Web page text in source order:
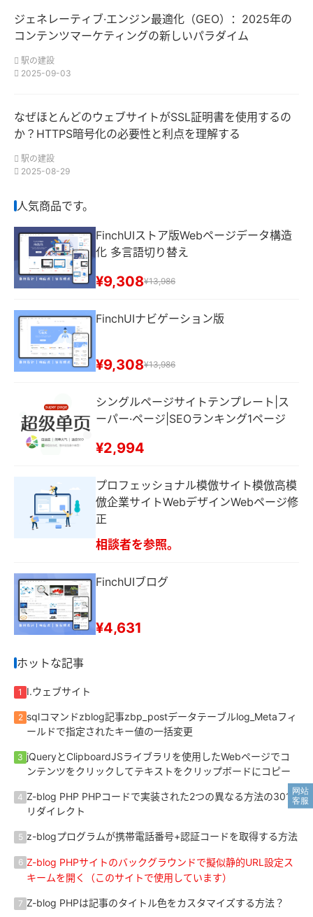
ジェネレーティブ·エンジン最適化（GEO）：2025年の
コンテンツマーケティングの新しいパラダイム
駅の建設
2025-09-03
なぜほとんどのウェブサイトがSSL証明書を使用するの
か？HTTPS暗号化の必要性と利点を理解する
駅の建設
2025-08-29
人気商品です。
FinchUIストア版Webページデータ構造
化 多言語切り替え
¥9,308¥13,986
FinchUIナビゲーション版
¥9,308¥13,986
シングルページサイトテンプレート|ス
ーパー·ページ|SEOランキング1ページ
¥2,994
プロフェッショナル模倣サイト模倣高模
倣企業サイトWebデザインWebページ修
正
相談者を参照。
FinchUIブログ
¥4,631
ホットな記事
1 I.ウェブサイト
2 sqlコマンドzblog記事zbp_postデータテーブルlog_Metaフィ
ールドで指定されたキー値の一括変更
3 jQueryとClipboardJSライブラリを使用したWebページでコ
ンテンツをクリックしてテキストをクリップボードにコピー
4 Z-blog PHP PHPコードで実装された2つの異なる方法の301
リダイレクト
5 z-blogプログラムが携帯電話番号+認証コードを取得する方法
6 Z-blog PHPサイトのバックグラウンドで擬似静的URL設定ス
キームを開く（このサイトで使用しています）
7 Z-blog PHPは記事のタイトル色をカスタマイズする方法？